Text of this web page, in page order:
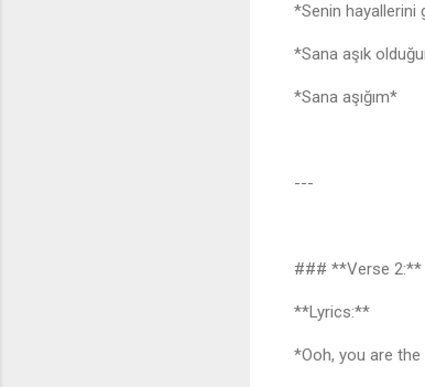
*Senin
*Sana aşık
*Sana aşığım*
---
### **Verse 2:**
**Lyrics:**
*Ooh, you are